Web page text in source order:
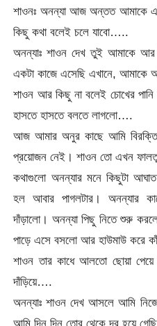
শাওনঃ অনন্যা আজ অন্তত আমাকে
কিছু কথা বলেই চলে যাবো…..
অনন্যাঃ শাওন দেখ তুই আমাকে
একটা কাজে এসেছি এখানে,
শাওন আর কিছু না বলেই চোখের
হাসতে হাসতে বলতে লাগলো….
আজ আমার অনুর কাছে আমি
প্রয়োজন নেই। শাওন তো এখন ফালতু
কথাগুলো অনন্যার মনে কিছুটা
হল আবার পাগলটার। অনন্যার
দাঁড়ালো। অনন্যা পিছু নিতে শুরু
পাড়ে এসে বসলো আর হাউমাউ করে
শাওন তার কাধে আলতো ছোয়া
দাঁড়িয়ে….
অনন্যাঃ শাওন দেখ আসলে আমি
আমি দিন দিন তোর থেকে দূর হয়ে